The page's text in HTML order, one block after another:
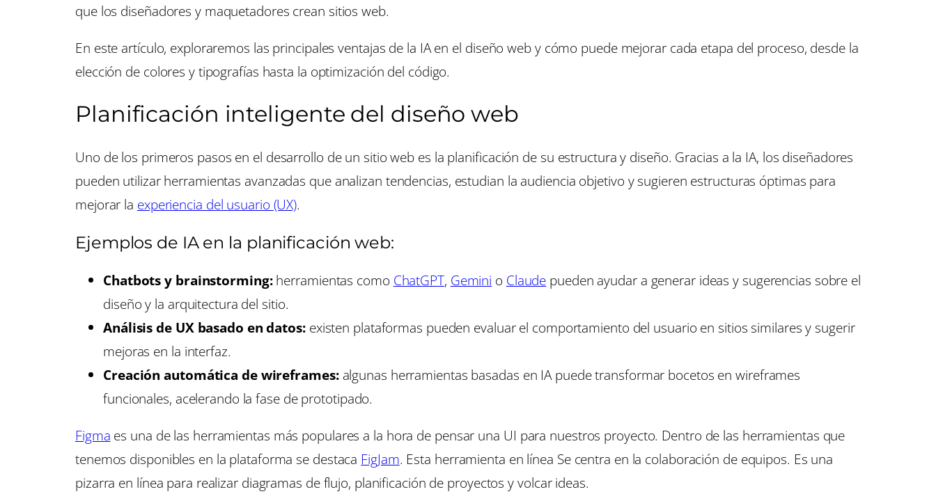
que los diseñadores y maquetadores crean sitios web.
En este artículo, exploraremos las principales ventajas de la IA en el diseño web y cómo puede mejorar cada etapa del proceso, desde la
elección de colores y tipografías hasta la optimización del código.
Planificación inteligente del diseño web
Uno de los primeros pasos en el desarrollo de un sitio web es la planificación de su estructura y diseño. Gracias a la IA, los diseñadores
pueden utilizar herramientas avanzadas que analizan tendencias, estudian la audiencia objetivo y sugieren estructuras óptimas para
mejorar la experiencia del usuario (UX).
Ejemplos de IA en la planificación web:
Chatbots y brainstorming:herramientas como ChatGPT, Gemini o Claude pueden ayudar a generar ideas y sugerencias sobre el
diseño y la arquitectura del sitio.
Análisis de UX basado en datos:existen plataformas pueden evaluar el comportamiento del usuario en sitios similares y sugerir
mejoras en la interfaz.
Creación automática de wireframes:algunas herramientas basadas en IA puede transformar bocetos en wireframes
funcionales, acelerando la fase de prototipado.
Figma es una de las herramientas más populares a la hora de pensar una UI para nuestros proyecto. Dentro de las herramientas que
tenemos disponibles en la plataforma se destaca FigJam. Esta herramienta en línea Se centra en la colaboración de equipos. Es una
pizarra en línea para realizar diagramas de flujo, planificación de proyectos y volcar ideas.